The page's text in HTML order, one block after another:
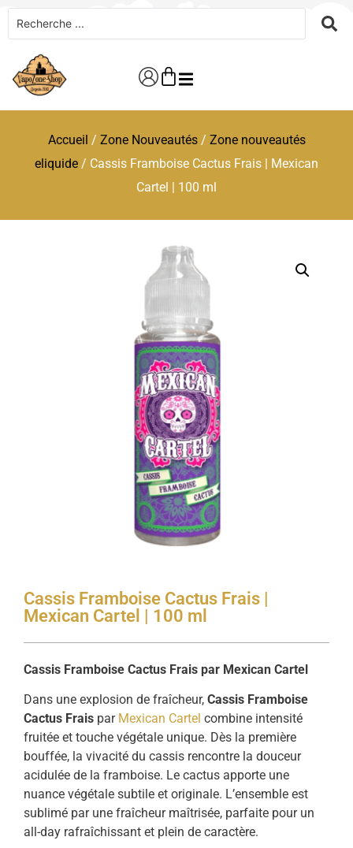
Accueil / Zone Nouveautés/ Zone nouveautés
eliquide / Cassis Framboise Cactus Frais | Mexican
Cartel | 100 ml
Cassis Framboise Cactus Frais |
Mexican Cartel | 100 ml
Cassis Framboise Cactus Frais par Mexican Cartel
Dans une explosion de fraîcheur, Cassis Framboise
Cactus Frais par Mexican Cartel combine intensité
fruitée et touche végétale unique. Dès la première
bouffée, la vivacité du cassis rencontre la douceur
acidulée de la framboise. Le cactus apporte une
nuance végétale subtile et originale. L’ensemble est
sublimé par une fraîcheur maîtrisée, parfaite pour un
all-day rafraîchissant et plein de caractère.